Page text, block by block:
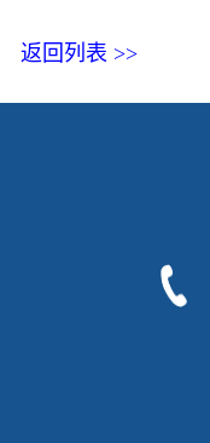
返回列表 >>